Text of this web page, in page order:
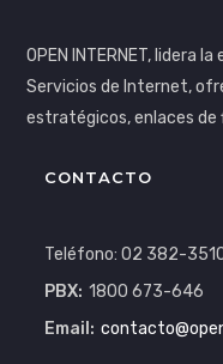
OPEN INTERNET, lidera
Servicios de Internet,
estratégicos, enlaces de
CONTACTO
Teléfono: 02 382-
PBX: 1800 673-646
Email: